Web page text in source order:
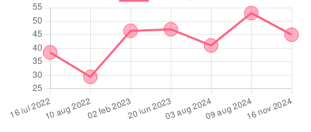
aplicate ce o innobileaza si o recomanda doamnelor ce
pretuiesc eleganta. Remarca-te cu noua si senzationala
Iris! Caracteristici: - protectie 360° - rezistenta la
zgarieturi si socuri - carcasa silicon - cristale
Swarovski(R) - margini electro-placate cu metal -
material rezistent la lovituri si zgarieturi - ultraslim,
usoara - aspect elegant - culoare: Argintiu - dedicat
Samsung Galaxy S8 G950